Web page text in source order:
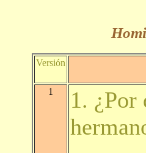
Versión
1
1. ¿Por